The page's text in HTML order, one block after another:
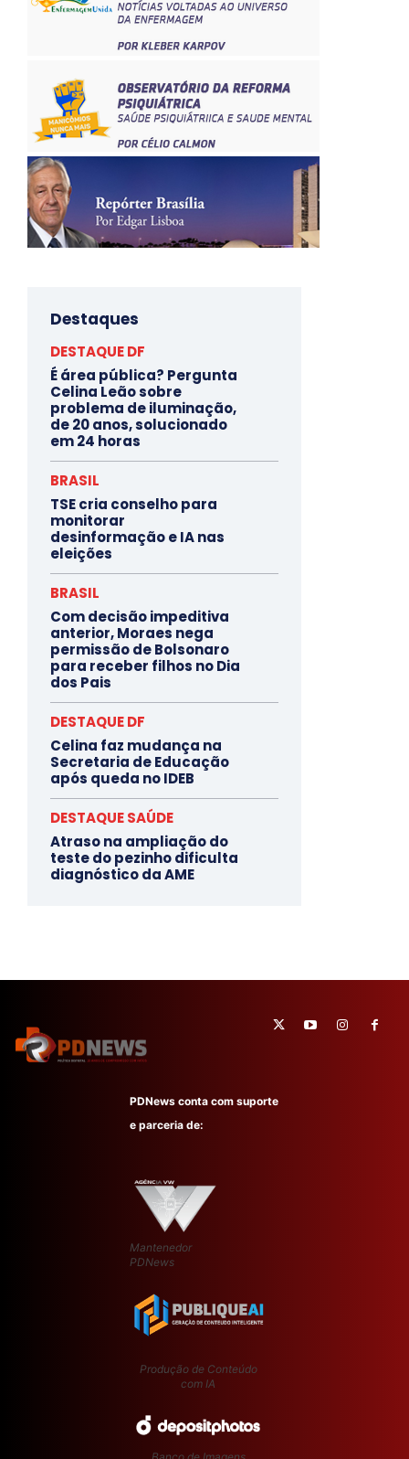
Destaques
DESTAQUE DF
É área pública? Pergunta
Celina Leão sobre
problema de iluminação,
de 20 anos, solucionado
em 24 horas
BRASIL
TSE cria conselho para
monitorar
desinformação e IA nas
eleições
BRASIL
Com decisão impeditiva
anterior, Moraes nega
permissão de Bolsonaro
para receber filhos no Dia
dos Pais
DESTAQUE DF
Celina faz mudança na
Secretaria de Educação
após queda no IDEB
DESTAQUE SAÚDE
Atraso na ampliação do
teste do pezinho dificulta
diagnóstico da AME
PDNews conta com suporte
e parceria de:
Mantenedor
PDNews
Produção de Conteúdo
com IA